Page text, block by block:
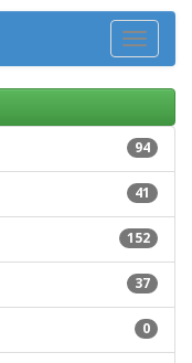
Toggle
94
41
152
37
0